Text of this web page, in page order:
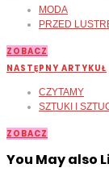
MODA
PRZED
ZOBACZ
NASTĘPNY ARTYKUŁ
CZYTAMY
SZTUKI I
ZOBACZ
You May also